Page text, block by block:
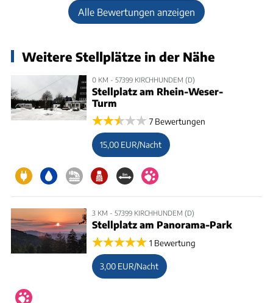
Alle Bewertungen anzeigen
Weitere Stellplätze in der Nähe
0 KM - 57399 KIRCHHUNDEM (D)
Stellplatz am Rhein-Weser-
Turm
7 Bewertungen
15,00 EUR/Nacht
3 KM - 57399 KIRCHHUNDEM (D)
Stellplatz am Panorama-Park
1 Bewertung
3,00 EUR/Nacht